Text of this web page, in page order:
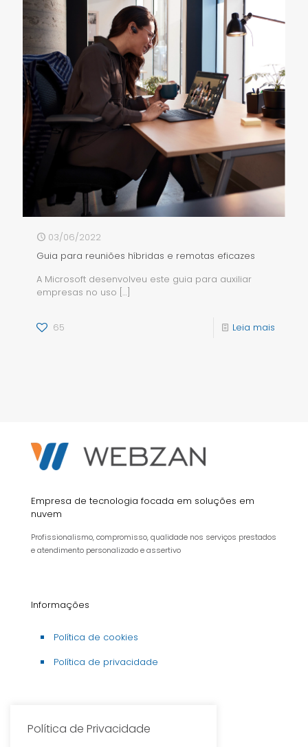
03/06/2022
Guia para reuniões híbridas e remotas eficazes
A Microsoft desenvolveu este guia para auxiliar
empresas no uso […]
65 Leia mais
Empresa de tecnologia focada em soluções em
nuvem
Profissionalismo, compromisso, qualidade nos serviços prestados
e atendimento personalizado e assertivo
Informações
Política de cookies
Política de privacidade
Parceirias
Política de Privacidade